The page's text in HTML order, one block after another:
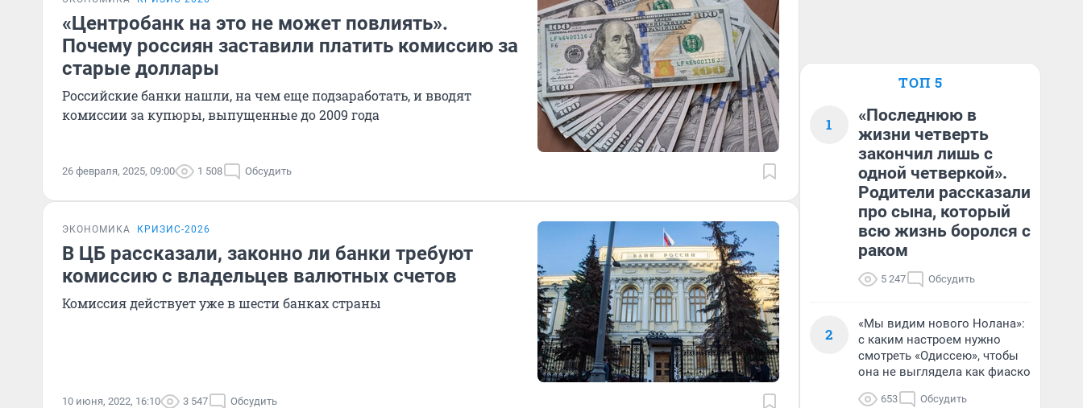
«Центробанк на это не может повлиять».
Почему россиян заставили платить комиссию за
старые доллары
Российские банки нашли, на чем еще подзаработать, и вводят
комиссии за купюры, выпущенные до 2009 года
26 февраля, 2025, 09:00 1 508 Обсудить
ЭКОНОМИКА КРИЗИС-2026
В ЦБ рассказали, законно ли банки требуют
комиссию с владельцев валютных счетов
Комиссия действует уже в шести банках страны
10 июня, 2022, 16:10 3 547 Обсудить
ТОП 5
1
«Последнюю в
жизни четверть
закончил лишь с
одной четверкой».
Родители рассказали
про сына, который
всю жизнь боролся с
раком
5 247 Обсудить
2
«Мы видим нового Нолана»:
с каким настроем нужно
смотреть «Одиссею», чтобы
она не выглядела как фиаско
653 Обсудить